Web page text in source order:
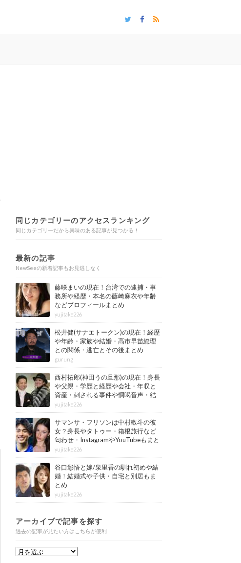
同じカテゴリーのアクセスランキング
同じカテゴリーだから興味のある記事が見つかる！
最新の記事
NewSeeの新着記事もお見逃しなく
藤咲まいの現在！台湾での逮捕・事
務所や経歴・本名の藤崎麻衣や年齢
などプロフィールまとめ
yujitake226
松井健(サナエトークン)の現在！経歴
や年齢・家族や結婚・高市早苗総理
との関係・逃亡とその後まとめ
gurung
西村拓郎(神田うの旦那)の現在！身長
や父親・学歴と経歴や会社・年収と
資産・刺される事件や恫喝音声・結
婚と子供や自宅・脳梗塞の病気もま
とめ
yujitake226
サマンサ・フリソンは中村敬斗の彼
女？身長やタトゥー・箱根旅行など
匂わせ・InstagramやYouTubeもまと
め
yujitake226
谷口彰悟と嫁/泉里香の馴れ初めや結
婚！結婚式や子供・自宅と別居もま
とめ
yujitake226
アーカイブで記事を探す
過去の記事が見たい方はこちらが便利